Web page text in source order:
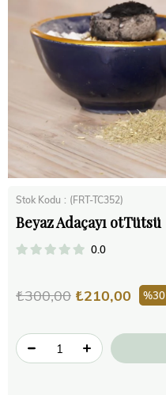
Stok Kodu (FRT-TC352)
Beyaz Adaçayı otTütsü
0.0
₺300,00 ₺210,00 30